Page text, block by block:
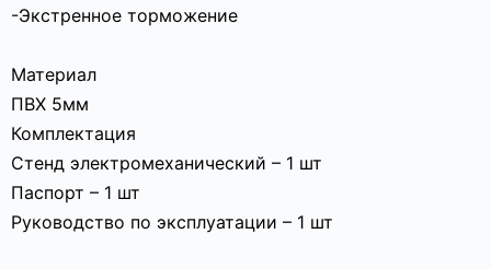
-Экстренное торможение
Материал
ПВХ 5мм
Комплектация
Стенд электромеханический – 1 шт
Паспорт – 1 шт
Руководство по эксплуатации – 1 шт